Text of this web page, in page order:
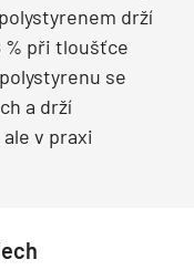
drží
% při tloušťce
se
a drží
v praxi